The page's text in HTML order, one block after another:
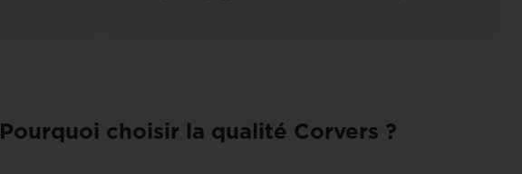
Pourquoi choisir la qualité Corvers ?